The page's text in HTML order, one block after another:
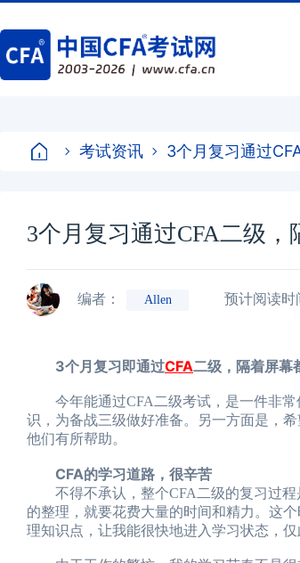
考试资讯 3个月复习通过
3个月复习通过CFA二级
编者： Allen 预计阅读时
3个月复习即通过CFA二级，隔着屏幕
今年能通过CFA二级考试，是一件非常
识，为备战三级做好准备。另一方面是，
他们有所帮助。
CFA的学习道路，很辛苦
不得不承认，整个CFA二级的复习过程
的整理，就要花费大量的时间和精力。这
理知识点，让我能很快地进入学习状态，